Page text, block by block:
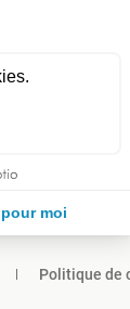
Politique de